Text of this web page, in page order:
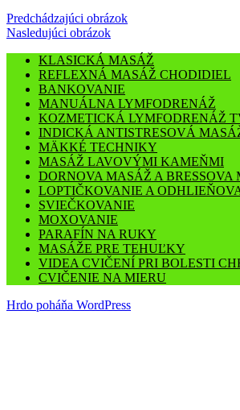
Predchádzajúci obrázok
Nasledujúci obrázok
KLASICKÁ MASÁŽ
REFLEXNÁ MASÁŽ CHODIDIEL
BANKOVANIE
MANUÁLNA LYMFODRENÁŽ
KOZMETICKÁ LYMFODRENÁŽ
INDICKÁ ANTISTRESOVÁ
MÄKKÉ TECHNIKY
MASÁŽ LAVOVÝMI KAMEŇMI
DORNOVA MASÁŽ A BRESSOVA
LOPTIČKOVANIE A
SVIEČKOVANIE
MOXOVANIE
PARAFÍN NA RUKY
MASÁŽE PRE TEHUĽKY
VIDEA CVIČENÍ PRI BOLESTI
CVIČENIE NA MIERU
Hrdo poháňa WordPress